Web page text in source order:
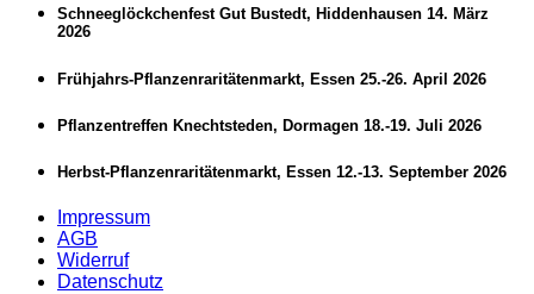
Schneeglöckchenfest Gut Bustedt, Hiddenhausen 14. März
2026
Frühjahrs-Pflanzenraritätenmarkt, Essen 25.-26. April 2026
Pflanzentreffen Knechtsteden, Dormagen 18.-19. Juli 2026
Herbst-Pflanzenraritätenmarkt, Essen 12.-13. September 2026
Impressum
AGB
Widerruf
Datenschutz